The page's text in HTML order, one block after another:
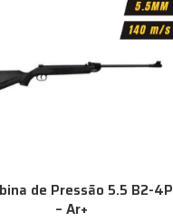
de Pressão 5.5 B2-4P
– Ar+